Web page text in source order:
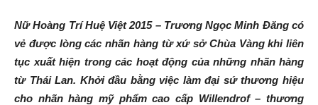
Nữ Hoàng Trí Huệ Việt 2015 – Trương Ngọc Minh Đăng có
vẻ được lòng các nhãn hàng từ xứ sở Chùa Vàng khi liên
tục xuất hiện trong các hoạt động của những nhãn hàng
từ Thái Lan. Khởi đầu bằng việc làm đại sứ thương hiệu
cho nhãn hàng mỹ phẩm cao cấp Willendrof – thương